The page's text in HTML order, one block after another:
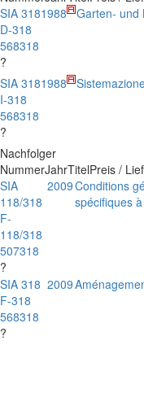
SIA 318
D-318
568318
?
1988 Garten- und
SIA 318
I-318
568318
?
1988
Nachfolger
NummerJahrTitelPreis /
SIA
118/318
F-
118/318
507318
?
2009Conditions
spécifiques
SIA 318
F-318
568318
?
2009